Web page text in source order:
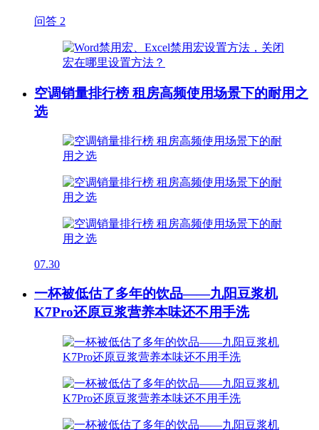
问答 2
空调销量排行榜 租房高频使用场景下的耐用之
选
07.30
一杯被低估了多年的饮品——九阳豆浆机
K7Pro还原豆浆营养本味还不用手洗